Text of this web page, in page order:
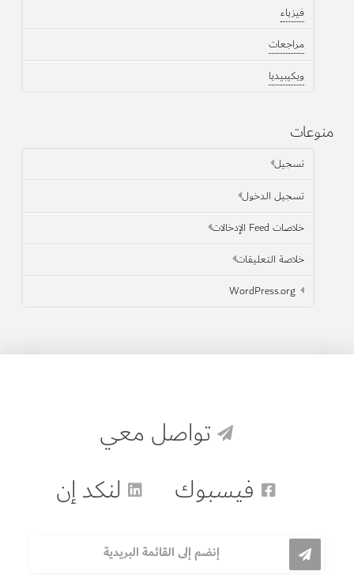
فيزياء
مراجعات
ويكيبيديا
منوعات
تسجيل
تسجيل الدخول
خلاصات Feed الإدخالات
خلاصة التعليقات
WordPress.org
تواصل معي
فيسبوك
لنكد إن
إنضم إلى القائمة البريدية